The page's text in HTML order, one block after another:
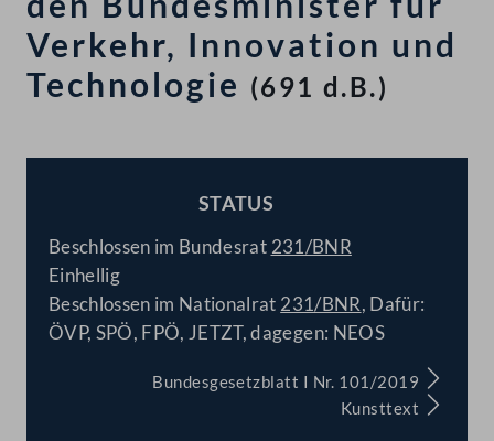
Verkehr, Innovation und
Technologie (691 d.B.)
STATUS
Beschlossen im Bundesrat 231/BNR
Einhellig
Beschlossen im Nationalrat 231/BNR, Dafür:
ÖVP, SPÖ, FPÖ, JETZT, dagegen: NEOS
Bundesgesetzblatt I Nr. 101/2019
Kunsttext